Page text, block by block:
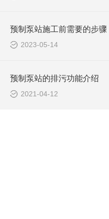
预制泵站施工前需要的步骤
2023-05-14
预制泵站的排污功能介绍
2021-04-12